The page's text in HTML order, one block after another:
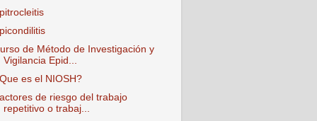
de Método de Investigación y
Vigilancia Epid...
es el NIOSH?
de riesgo del trabajo
repetitivo o trabaj...